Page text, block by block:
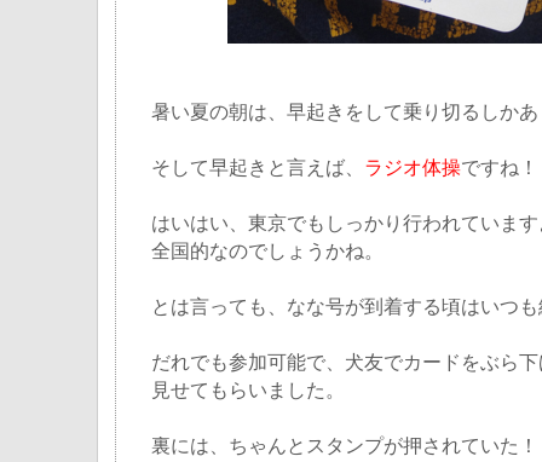
暑い夏の朝は、早起きをして乗り切るしか
そして早起きと言えば、 ラジオ体操ですね！
はいはい、東京でもしっかり行われていま
全国的なのでしょうかね。
とは言っても、なな号が到着する頃はいつ
だれでも参加可能で、犬友でカードをぶら
見せてもらいました。
裏には、ちゃんとスタンプが押されていた！